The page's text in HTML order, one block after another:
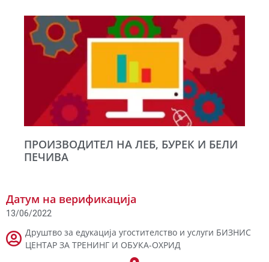
ПРОИЗВОДИТЕЛ НА ЛЕБ, БУРЕК И БЕЛИ
ПЕЧИВА
Датум на верификација
13/06/2022
Друштво за едукација угостителство и услуги БИЗНИС
ЦЕНТАР ЗА ТРЕНИНГ И ОБУКА-ОХРИД